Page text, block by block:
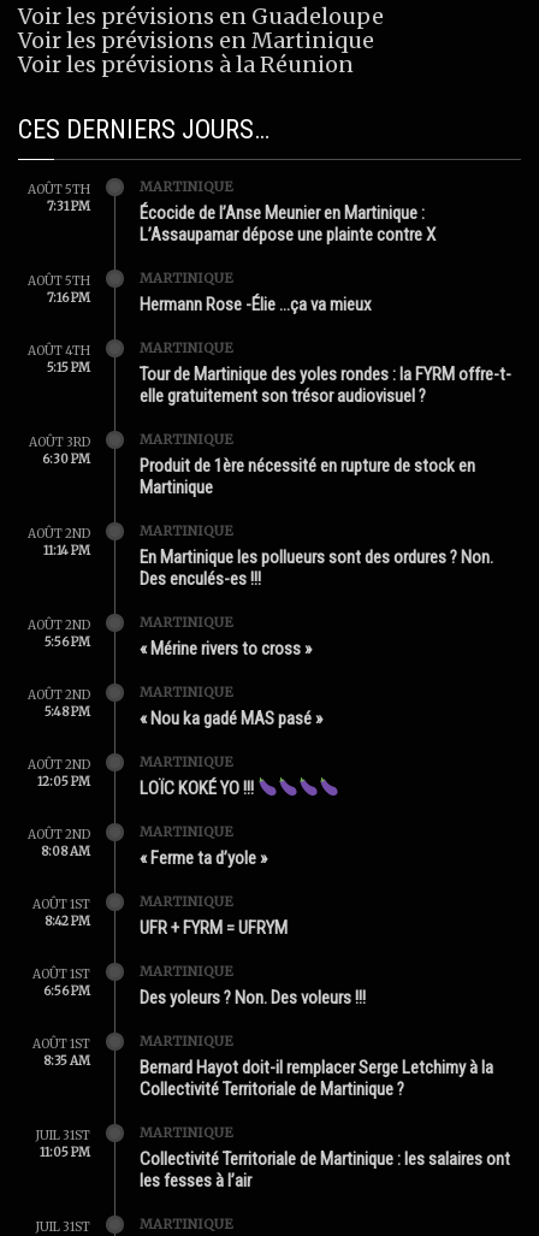
Voir les prévisions en Guadeloupe
Voir les prévisions en Martinique
Voir les prévisions à la Réunion
CES DERNIERS JOURS…
AOÛT 5TH
7:31 PM
MARTINIQUE
Écocide de l’Anse Meunier en Martinique :
L’Assaupamar dépose une plainte contre X
AOÛT 5TH
7:16 PM
MARTINIQUE
Hermann Rose -Élie …ça va mieux
AOÛT 4TH
5:15 PM
MARTINIQUE
Tour de Martinique des yoles rondes : la FYRM offre-t-
elle gratuitement son trésor audiovisuel ?
AOÛT 3RD
6:30 PM
MARTINIQUE
Produit de 1ère nécessité en rupture de stock en
Martinique
AOÛT 2ND
11:14 PM
MARTINIQUE
En Martinique les pollueurs sont des ordures ? Non.
Des enculés-es !!!
AOÛT 2ND
5:56 PM
MARTINIQUE
« Mérine rivers to cross »
AOÛT 2ND
5:48 PM
MARTINIQUE
« Nou ka gadé MAS pasé »
AOÛT 2ND
12:05 PM
MARTINIQUE
LOÏC KOKÉ YO !!!
AOÛT 2ND
8:08 AM
MARTINIQUE
« Ferme ta d’yole »
AOÛT 1ST
8:42 PM
MARTINIQUE
UFR + FYRM = UFRYM
AOÛT 1ST
6:56 PM
MARTINIQUE
Des yoleurs ? Non. Des voleurs !!!
AOÛT 1ST
8:35 AM
MARTINIQUE
Bernard Hayot doit-il remplacer Serge Letchimy à la
Collectivité Territoriale de Martinique ?
JUIL 31ST
11:05 PM
MARTINIQUE
Collectivité Territoriale de Martinique : les salaires ont
les fesses à l’air
JUIL 31ST
MARTINIQUE